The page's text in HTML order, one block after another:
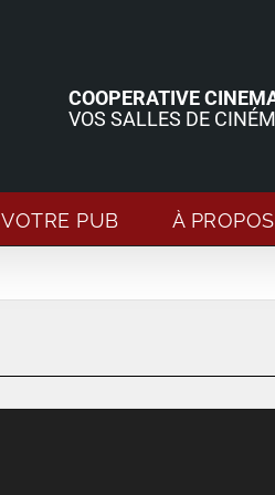
COOPERATIVE
VOS SALLES DE
VOTRE PUB À